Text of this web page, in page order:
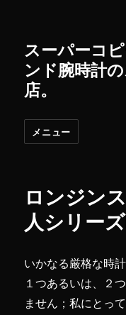
スーパーコ
ンド腕時計
店。
メニュー
ロンジン
人シリー
いかなる厳格な時
１つあるいは、２
ません；私にとっ